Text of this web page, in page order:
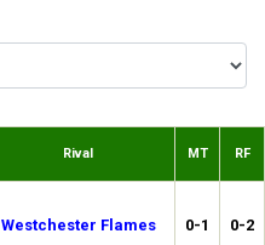
Rival MT RF
Westchester Flames 0-1 0-2